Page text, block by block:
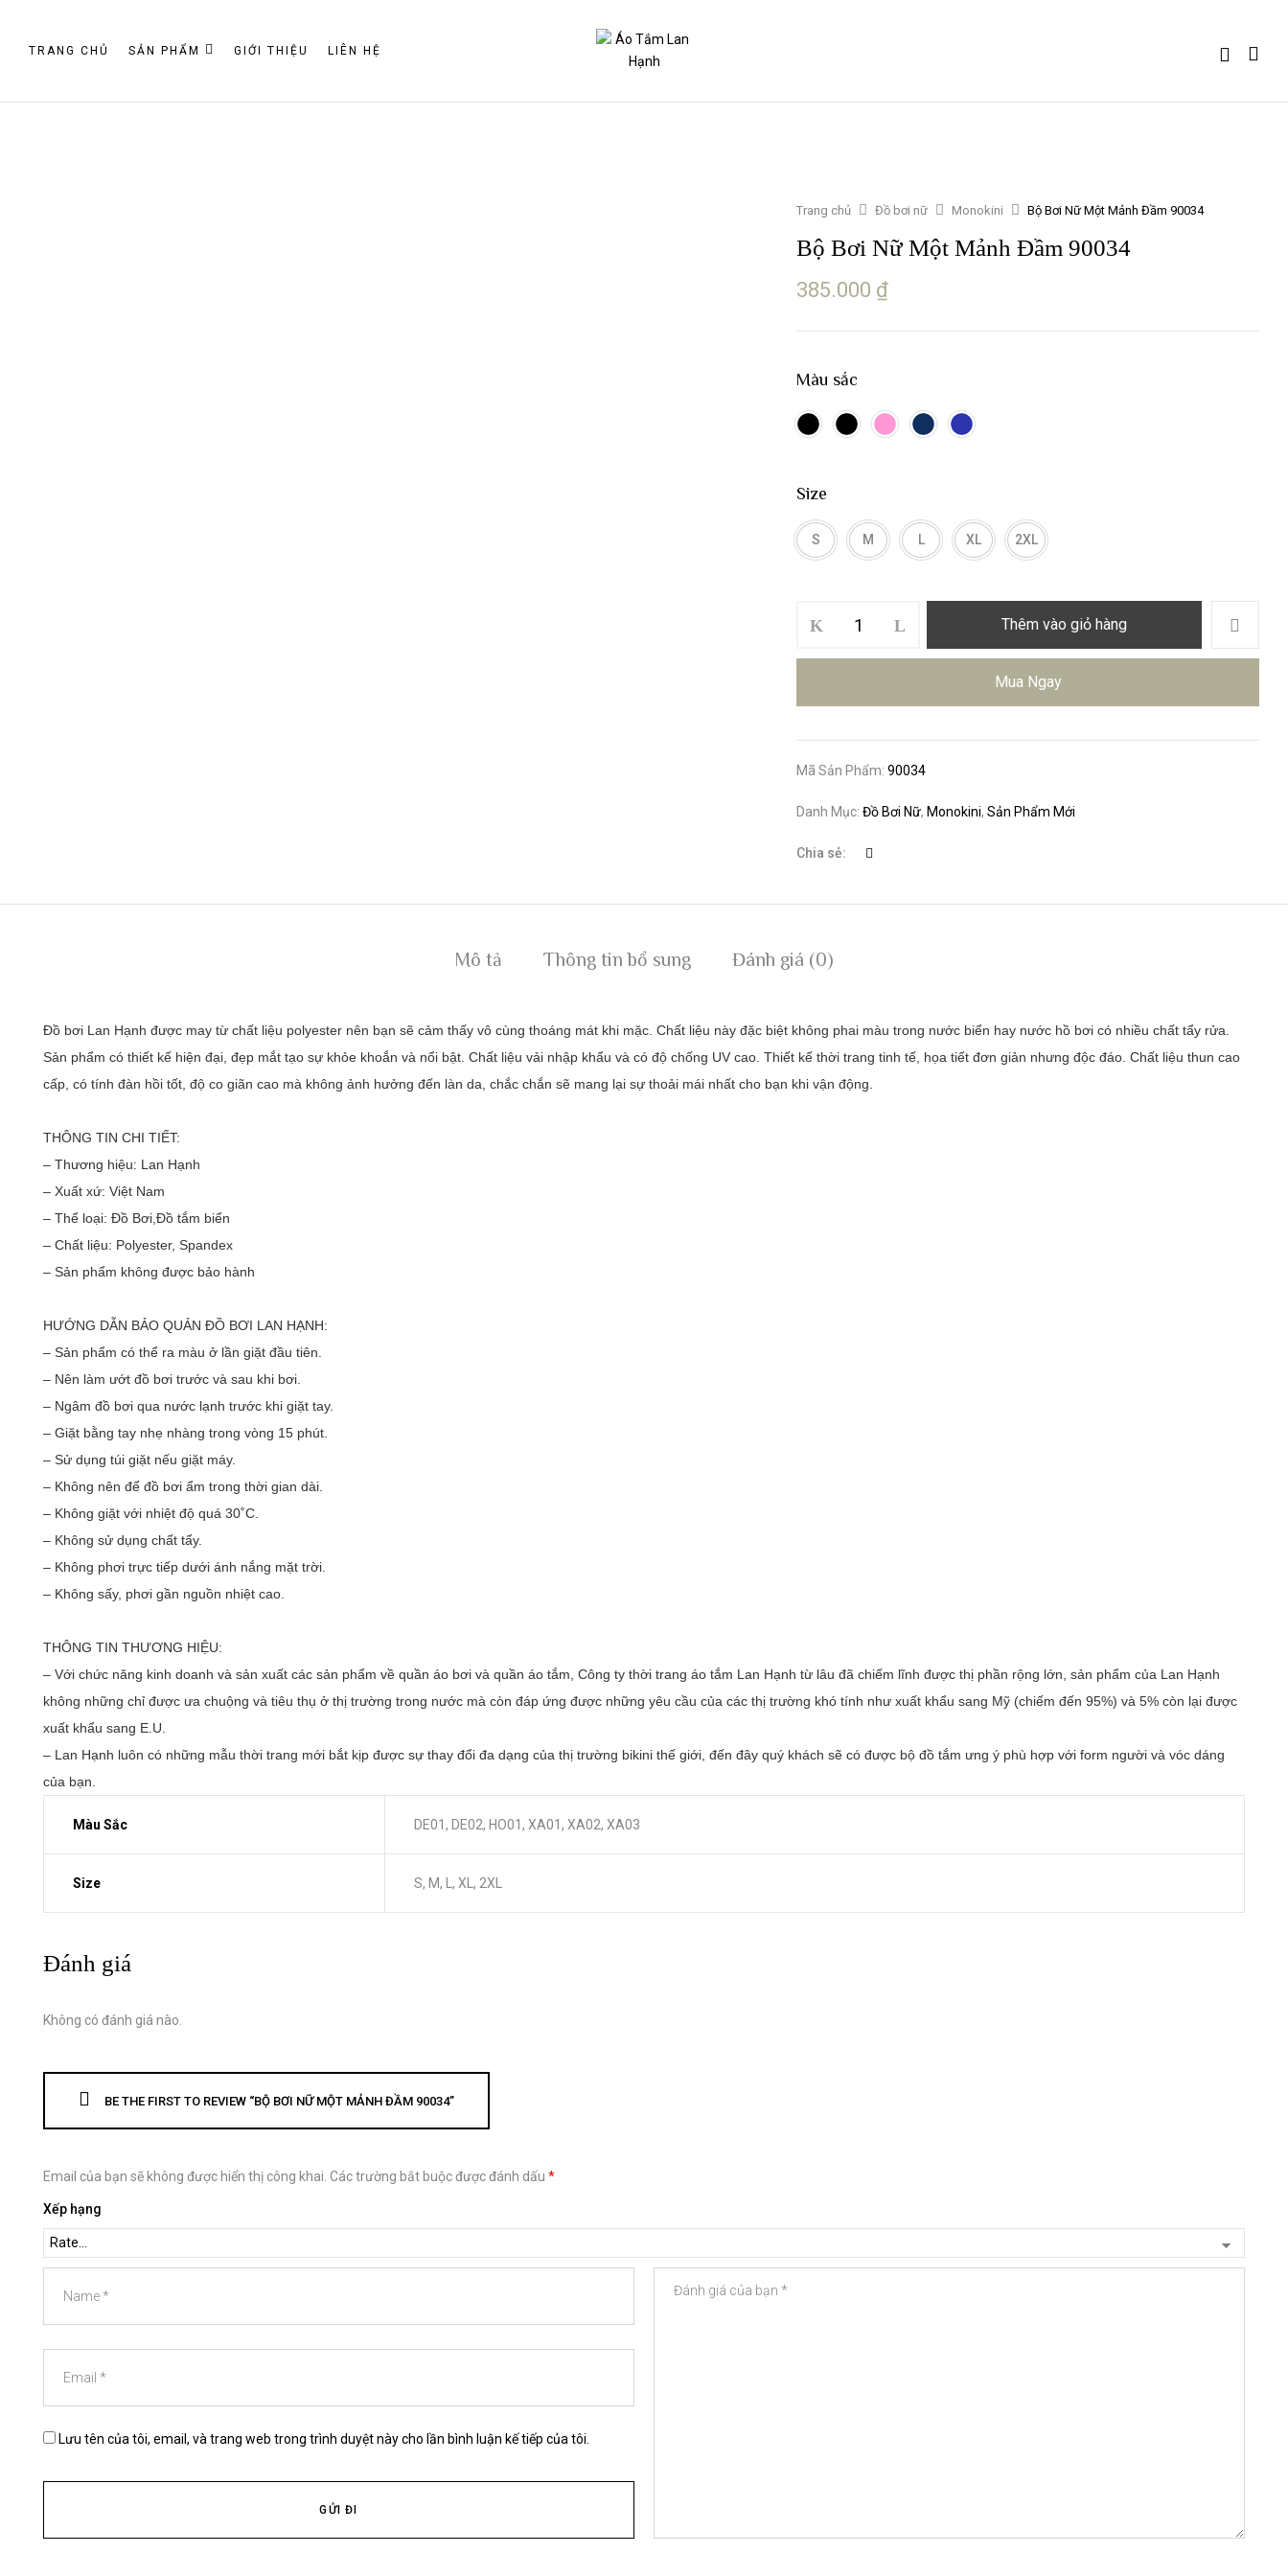
TRANG CHỦ SẢN PHẨM GIỚI THIỆU LIÊN HỆ
Trang chủ Đồ bơi nữ Monokini Bộ Bơi Nữ Một Mảnh Đầm 90034
Bộ Bơi Nữ Một Mảnh Đầm 90034
385.000 ₫
Màu sắc
Size
S M L XL 2XL
Bơi
Nữ
90034
số
Thêm vào giỏ hàng
Mua Ngay
Mã Sản Phẩm:90034
Danh Mục:Đồ Bơi Nữ, Monokini,Sản Phẩm Mới
Chia sẻ:
Mô tả Thông tin bổ sung Đánh giá (0)
Đồ bơi Lan Hạnh được may từ chất liệu polyester nên bạn sẽ cảm thấy vô cùng thoáng mát khi mặc. Chất liệu này đặc biệt không phai màu trong nước biển hay nước hồ bơi có nhiều chất tẩy rửa.
Sản phẩm có thiết kế hiện đại, đẹp mắt tạo sự khỏe khoắn và nổi bật. Chất liệu vải nhập khẩu và có độ chống UV cao. Thiết kế thời trang tinh tế, họa tiết đơn giản nhưng độc đáo. Chất liệu thun cao
cấp, có tính đàn hồi tốt, độ co giãn cao mà không ảnh hưởng đến làn da, chắc chắn sẽ mang lại sự thoải mái nhất cho bạn khi vận động.
THÔNG TIN CHI TIẾT:
– Thương hiệu: Lan Hạnh
– Xuất xứ: Việt Nam
– Thể loại: Đồ Bơi,Đồ tắm biển
– Chất liệu: Polyester, Spandex
– Sản phẩm không được bảo hành
HƯỚNG DẪN BẢO QUẢN ĐỒ BƠI LAN HẠNH:
– Sản phẩm có thể ra màu ở lần giặt đầu tiên.
– Nên làm ướt đồ bơi trước và sau khi bơi.
– Ngâm đồ bơi qua nước lạnh trước khi giặt tay.
– Giặt bằng tay nhẹ nhàng trong vòng 15 phút.
– Sử dụng túi giặt nếu giặt máy.
– Không nên để đồ bơi ẩm trong thời gian dài.
– Không giặt với nhiệt độ quá 30˚C.
– Không sử dụng chất tẩy.
– Không phơi trực tiếp dưới ánh nắng mặt trời.
– Không sấy, phơi gần nguồn nhiệt cao.
THÔNG TIN THƯƠNG HIỆU:
– Với chức năng kinh doanh và sản xuất các sản phẩm về quần áo bơi và quần áo tắm, Công ty thời trang áo tắm Lan Hạnh từ lâu đã chiếm lĩnh được thị phần rộng lớn, sản phẩm của Lan Hạnh
không những chỉ được ưa chuộng và tiêu thụ ở thị trường trong nước mà còn đáp ứng được những yêu cầu của các thị trường khó tính như xuất khẩu sang Mỹ (chiếm đến 95%) và 5% còn lại được
xuất khẩu sang E.U.
– Lan Hạnh luôn có những mẫu thời trang mới bắt kịp được sự thay đổi đa dạng của thị trường bikini thế giới, đến đây quý khách sẽ có được bộ đồ tắm ưng ý phù hợp với form người và vóc dáng
của bạn.
Màu Sắc DE01, DE02, HO01, XA01, XA02, XA03
Size S, M, L, XL, 2XL
Đánh giá
Không có đánh giá nào.
BE THE FIRST TO REVIEW “BỘ BƠI NỮ MỘT MẢNH ĐẦM 90034”
Email của bạn sẽ không được hiển thị công khai. Các trường bắt buộc được đánh dấu *
Xếp hạng
Lưu tên của tôi, email, và trang web trong trình duyệt này cho lần bình luận kế tiếp của tôi.